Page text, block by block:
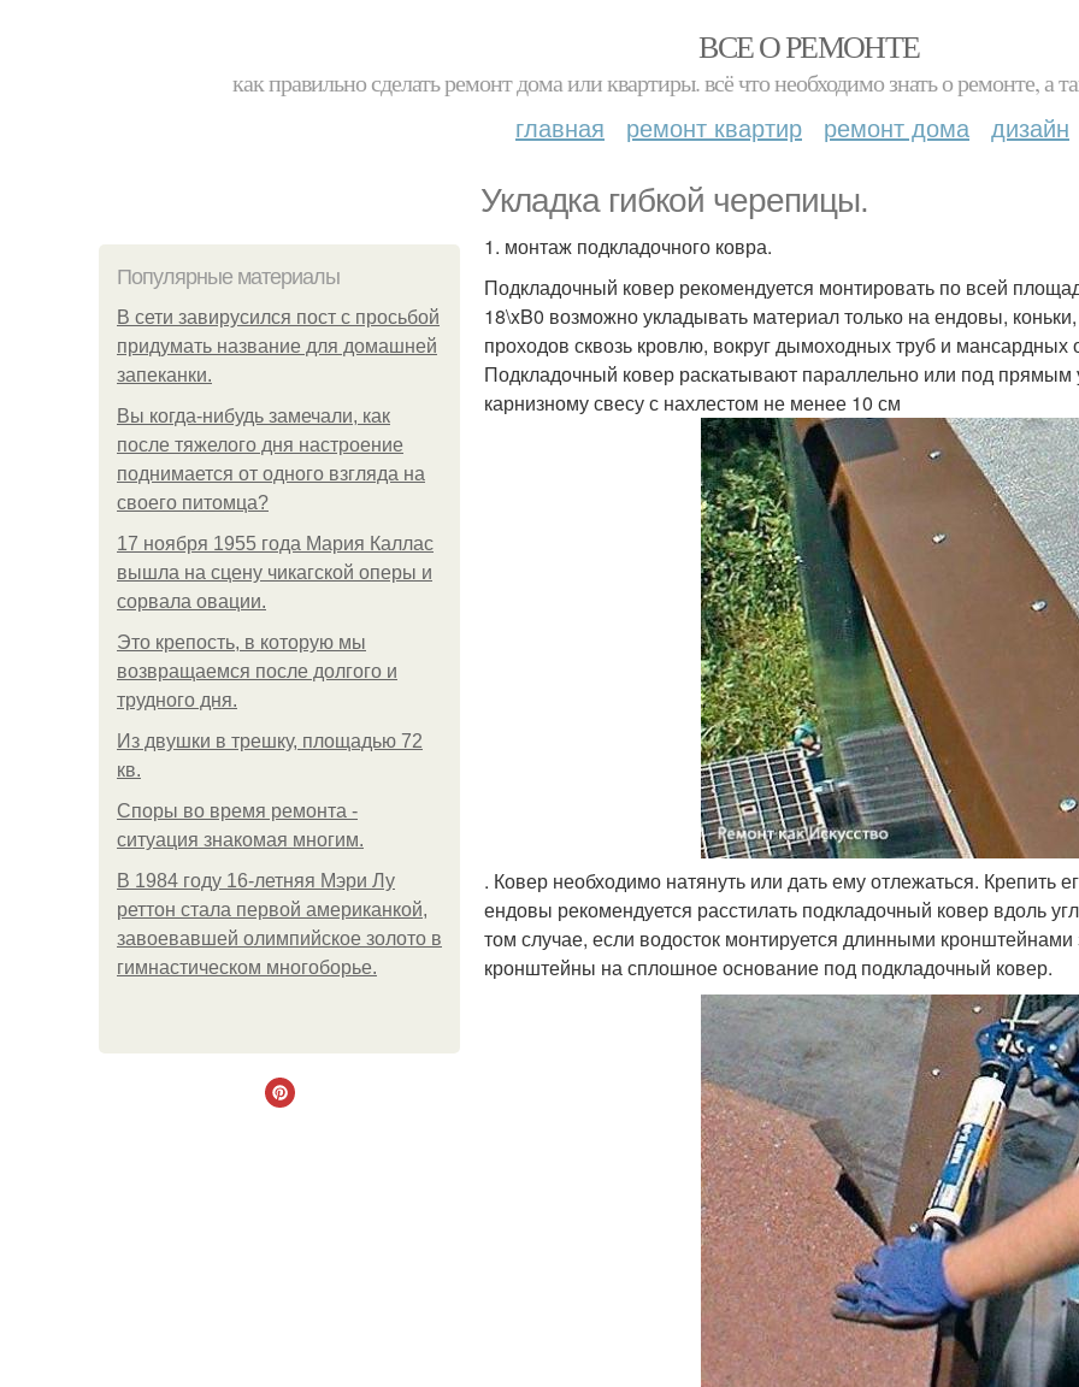
ВСЕ О РЕМОНТЕ
как правильно сделать ремонт дома или квартиры. всё что необходимо знать о ремонте,
главная ремонт квартир ремонт дома дизайн
Укладка гибкой черепицы.
Популярные материалы
В сети завирусился пост с просьбой
придумать название для домашней
запеканки.
Вы когда-нибудь замечали, как
после тяжелого дня настроение
поднимается от одного взгляда на
своего питомца?
17 ноября 1955 года Мария Каллас
вышла на сцену чикагской оперы и
сорвала овации.
Это крепость, в которую мы
возвращаемся после долгого и
трудного дня.
Из двушки в трешку, площадью 72
кв.
Споры во время ремонта -
ситуация знакомая многим.
В 1984 году 16-летняя Мэри Лу
реттон стала первой американкой,
завоевавшей олимпийское золото в
гимнастическом многоборье.
1. монтаж подкладочного ковра.
Подкладочный ковер рекомендуется монтировать по всей
18\xB0 возможно укладывать материал только на ендовы,
проходов сквозь кровлю, вокруг дымоходных труб и
Подкладочный ковер раскатывают параллельно или под прямым
карнизному свесу с нахлестом не менее 10 см
. Ковер необходимо натянуть или дать ему отлежаться. Крепить
ендовы рекомендуется расстилать подкладочный ковер вдоль
том случае, если водосток монтируется длинными кронштейнами
кронштейны на сплошное основание под подкладочный ковер.